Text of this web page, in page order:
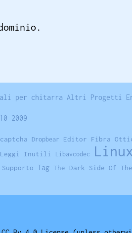
per chitarra Altri Progetti
2009
Dropbear Editor Fibra
Leggi Inutili Libavcodec Linux
Supporto Tag The Dark Side Of The